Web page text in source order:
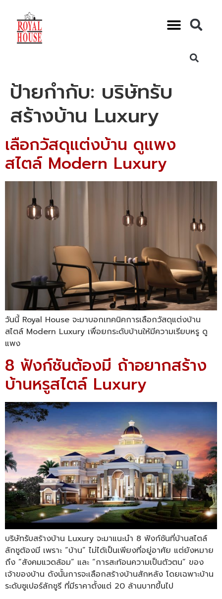
ป้ายกำกับ: บริษัทรับ
สร้างบ้าน Luxury
เลือกวัสดุแต่งบ้าน ดูแพง
สไตล์ Modern Luxury
วันนี้ Royal House จะมาบอกเทคนิคการเลือกวัสดุแต่งบ้าน
สไตล์ Modern Luxury เพื่อยกระดับบ้านให้มีความเรียบหรู ดู
แพง
8 ฟังก์ชันต้องมี ถ้าอยากสร้าง
บ้านหรูสไตล์ Luxury
บริษัทรับสร้างบ้าน Luxury จะมาแนะนำ 8 ฟังก์ชันที่บ้านสไตล์
ลักชูต้องมี เพราะ “บ้าน” ไม่ได้เป็นเพียงที่อยู่อาศัย แต่ยังหมาย
ถึง “สังคมแวดล้อม” และ “การสะท้อนความเป็นตัวตน” ของ
เจ้าของบ้าน ดังนั้นการจะเลือกสร้างบ้านสักหลัง โดยเฉพาะบ้าน
ระดับซูเปอร์ลักชูรี ที่มีราคาตั้งแต่ 20 ล้านบาทขึ้นไป